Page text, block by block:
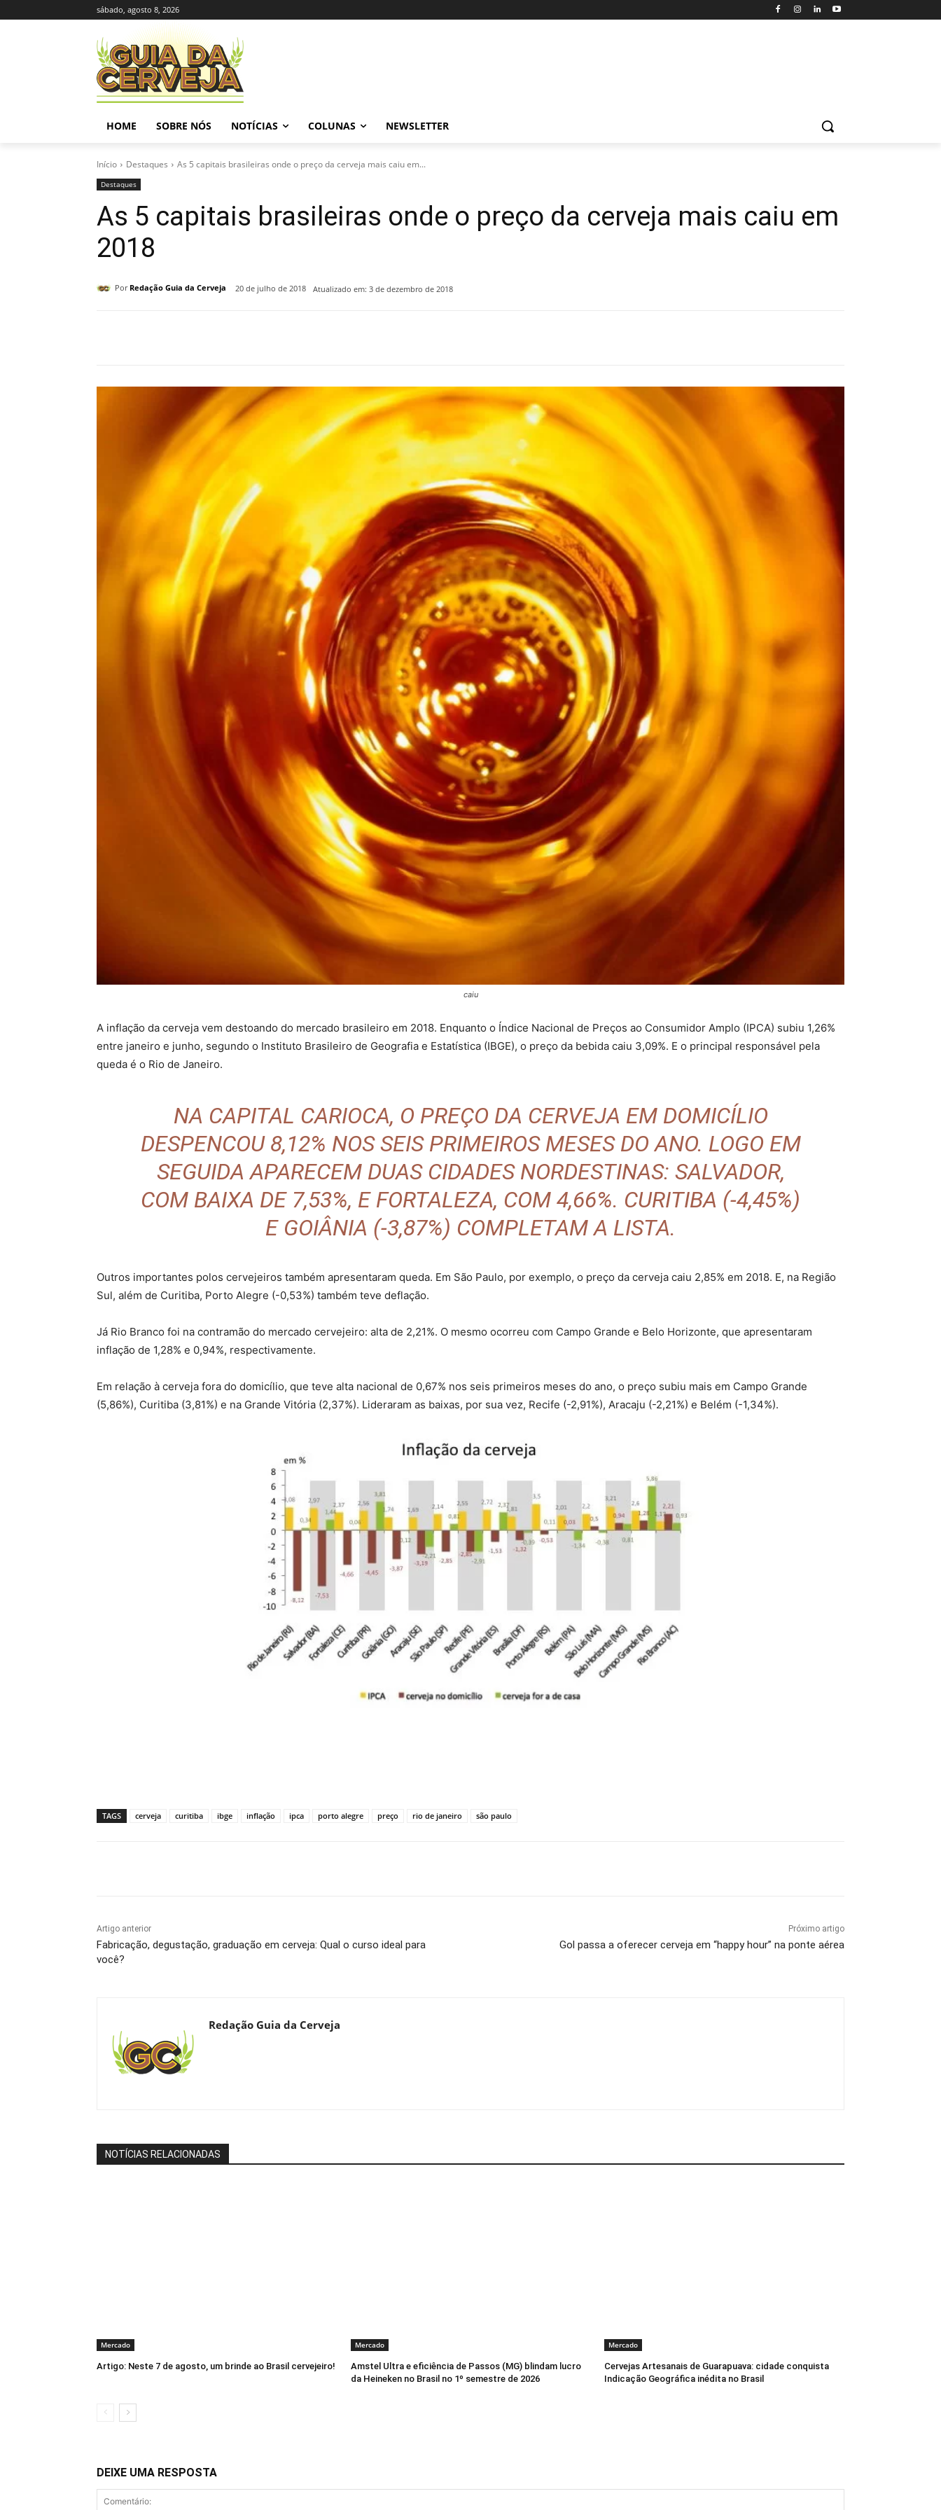
sábado, agosto 8, 2026
HOME SOBRE NÓS NOTÍCIAS COLUNAS NEWSLETTER
Início Destaques As 5 capitais brasileiras onde o preço da cerveja mais caiu em...
Destaques
As 5 capitais brasileiras onde o preço da cerveja mais caiu em
2018
Por Redação Guia da Cerveja 20 de julho de 2018 Atualizado em: 3 de dezembro de 2018
caiu
A inflação da cerveja vem destoando do mercado brasileiro em 2018. Enquanto o Índice Nacional de Preços ao Consumidor Amplo (IPCA) subiu 1,26%
entre janeiro e junho, segundo o Instituto Brasileiro de Geografia e Estatística (IBGE), o preço da bebida caiu 3,09%. E o principal responsável pela
queda é o Rio de Janeiro.
NA CAPITAL CARIOCA, O PREÇO DA CERVEJA EM DOMICÍLIO
DESPENCOU 8,12% NOS SEIS PRIMEIROS MESES DO ANO. LOGO EM
SEGUIDA APARECEM DUAS CIDADES NORDESTINAS: SALVADOR,
COM BAIXA DE 7,53%, E FORTALEZA, COM 4,66%. CURITIBA (-4,45%)
E GOIÂNIA (-3,87%) COMPLETAM A LISTA.
Outros importantes polos cervejeiros também apresentaram queda. Em São Paulo, por exemplo, o preço da cerveja caiu 2,85% em 2018. E, na Região
Sul, além de Curitiba, Porto Alegre (-0,53%) também teve deflação.
Já Rio Branco foi na contramão do mercado cervejeiro: alta de 2,21%. O mesmo ocorreu com Campo Grande e Belo Horizonte, que apresentaram
inflação de 1,28% e 0,94%, respectivamente.
Em relação à cerveja fora do domicílio, que teve alta nacional de 0,67% nos seis primeiros meses do ano, o preço subiu mais em Campo Grande
(5,86%), Curitiba (3,81%) e na Grande Vitória (2,37%). Lideraram as baixas, por sua vez, Recife (-2,91%), Aracaju (-2,21%) e Belém (-1,34%).
TAGS cerveja curitiba ibge inflação ipca porto alegre preço rio de janeiro são paulo
Artigo anterior
Fabricação, degustação, graduação em cerveja: Qual o curso ideal para
você?
Próximo artigo
Gol passa a oferecer cerveja em “happy hour” na ponte aérea
Redação Guia da Cerveja
NOTÍCIAS RELACIONADAS
Mercado
Artigo: Neste 7 de agosto, um brinde ao Brasil cervejeiro!
Mercado
Amstel Ultra e eficiência de Passos (MG) blindam lucro
da Heineken no Brasil no 1º semestre de 2026
Mercado
Cervejas Artesanais de Guarapuava: cidade conquista
Indicação Geográfica inédita no Brasil
DEIXE UMA RESPOSTA